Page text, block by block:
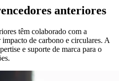
anteriores
têm colaborado com a
de carbono e circulares. A
e suporte de marca para o